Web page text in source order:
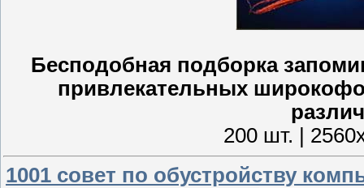
Бесподобная подборка
привлекательных
200 шт. |
1001 совет по обустройству